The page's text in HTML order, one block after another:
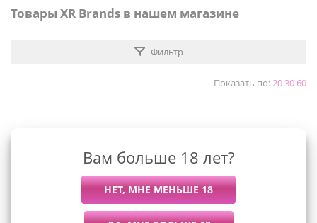
Товары XR Brands в нашем магазине
Фильтр
Показать по:203060
В данный момент нет активных
товаров
Вам больше 18 лет?